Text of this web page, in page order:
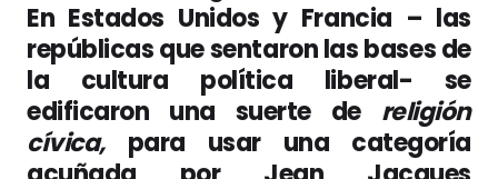
En Estados Unidos y Francia – las
repúblicas que sentaron las bases de
la cultura política liberal- se
edificaron una suerte de religión
cívica, para usar una categoría